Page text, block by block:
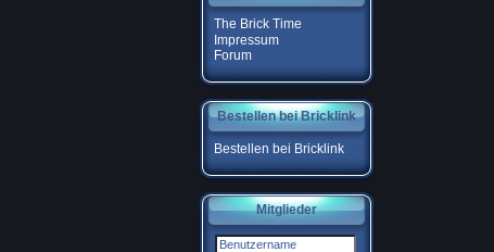
The Brick Time
Impressum
Forum
Bestellen bei Bricklink
Bestellen bei Bricklink
Mitglieder